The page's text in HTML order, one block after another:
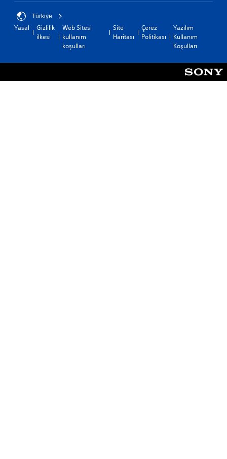
Türkiye
Yasal
Gizlilik
ilkesi
Web Sitesi
kullanım
koşulları
Site
Haritası
Çerez
Politikası
Yazılım
Kullanım
Koşulları